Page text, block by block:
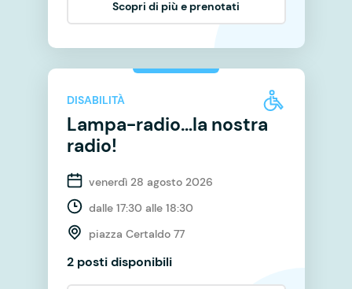
Scopri di più e prenotati
DISABILITÀ
Lampa-radio…la nostra
radio!
venerdì 28 agosto 2026
dalle 17:30 alle 18:30
piazza Certaldo 77
2 posti disponibili